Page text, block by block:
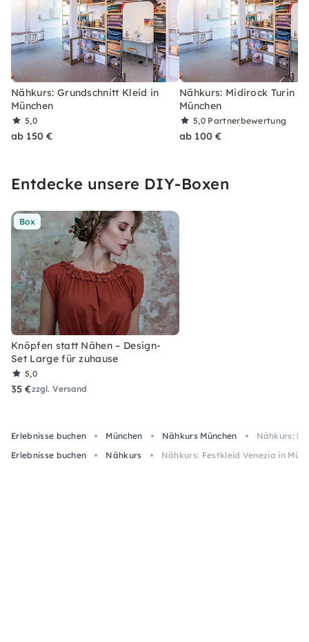
Nähkurs: Grundschnitt Kleid in
München
5,0
ab 150 €
Nähkurs: Midirock Turin in
München
5,0 Partnerbewertung
ab 100 €
Entdecke unsere DIY-Boxen
Box
Knöpfen statt Nähen – Design-
Set Large für zuhause
5,0
35 €zzgl. Versand
Erlebnisse buchen München Nähkurs München
Nähkurs:
Erlebnisse buchen
Nähkurs Nähkurs: Festkleid Venezia in